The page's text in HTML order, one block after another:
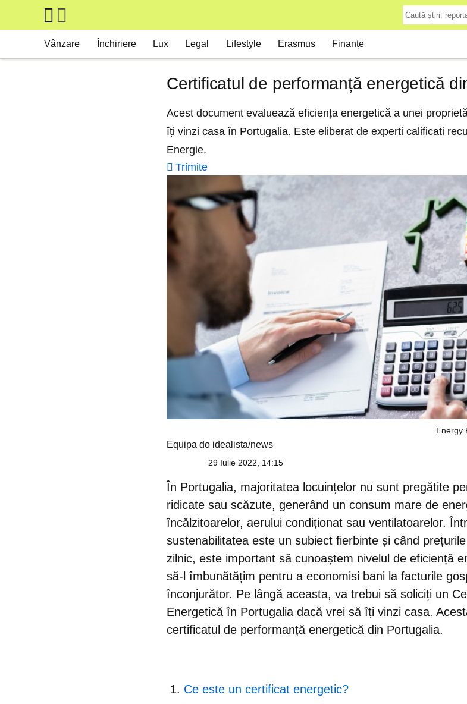
Skip to main content
Main navigation
Vânzare Închiriere Lux Legal Lifestyle Erasmus Finanțe
Certificatul de performanță energetică
Acest document evaluează eficiența energetică a unei
îți vinzi casa în Portugalia. Este eliberat de experți calificați
Energie.
Trimite
Energy
Equipa do idealista/news
29 Iulie 2022, 14:15
În Portugalia, majoritatea locuințelor nu sunt pregătite
ridicate sau scăzute, generând un consum mare de
încălzitoarelor, aerului condiționat sau ventilatoarelor.
sustenabilitatea este un subiect fierbinte și când
zilnic, este important să cunoaștem nivelul de eficiență
să-l îmbunătățim pentru a economisi bani la facturile
înconjurător. Pe lângă aceasta, va trebui să soliciți un
Energetică în Portugalia dacă vrei să îți vinzi casa.
certificatul de performanță energetică din Portugalia.
Ce este un certificat energetic?